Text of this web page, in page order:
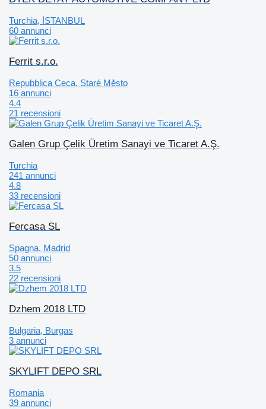
Turchia, İSTANBUL
60 annunci
Ferrit s.r.o.
Repubblica Ceca, Staré Město
16 annunci
4.4
21 recensioni
Galen Grup Çelik Üretim Sanayi ve Ticaret A.Ş.
Turchia
241 annunci
4.8
33 recensioni
Fercasa SL
Spagna, Madrid
50 annunci
3.5
22 recensioni
Dzhem 2018 LTD
Bulgaria, Burgas
3 annunci
SKYLIFT DEPO SRL
Romania
39 annunci